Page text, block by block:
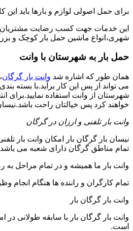
برای حمل اصولی لوازم و بارها باید
این خدمات جهت کسب رضایت مشتریان
شهری،انواع ماشین حمل بار کوچک و
حمل بار به شهرستان با وانت
همان طور که اشاره شد وانت بار گرگان
می تواند از پس این کار برآید.با بسته
شهرستان از وانت استفاده نمایید.برای
خواهند کرد پس خیالتان راحت باشد.نیسان
وانت بار تلفنی و ارزان در گرگان
نیسان بار گرگان بار امکان وانت بار
تمام مناطق گرگان دارای شعبه می باشد
وانت بار ما همیشه و در تمام مراحل به
تمام کارگران و راننده ها هنگام
وانت بار گرگان بار
وانت بار گرگان بار با سابقه طولانی
است.